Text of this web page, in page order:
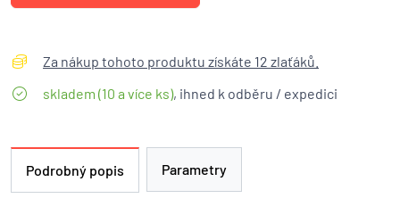
Za nákup tohoto produktu získáte 12 zlaťáků.
skladem (10 a více ks), ihned k odběru / expedici
Podrobný popis Parametry